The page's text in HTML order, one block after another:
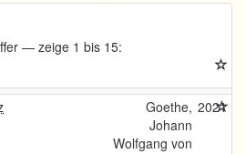
— zeige 1 bis 15:
Goethe,
Johann
Wolfgang von
2021